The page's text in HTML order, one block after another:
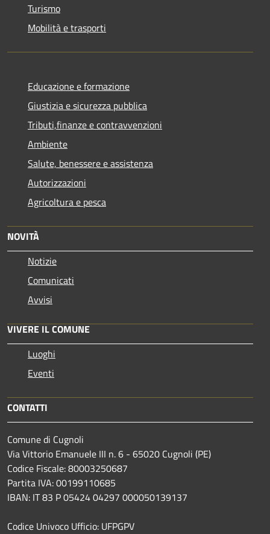
Turismo
Mobilità e trasporti
Educazione e formazione
Giustizia e sicurezza pubblica
Tributi,finanze e contravvenzioni
Ambiente
Salute, benessere e assistenza
Autorizzazioni
Agricoltura e pesca
NOVITÀ
Notizie
Comunicati
Avvisi
VIVERE IL COMUNE
Luoghi
Eventi
CONTATTI
Comune di Cugnoli
Via Vittorio Emanuele III n. 6 - 65020 Cugnoli (PE)
Codice Fiscale: 80003250687
Partita IVA: 00199110685
IBAN: IT 83 P 05424 04297 000050139137
Codice Univoco Ufficio: UFPGPV